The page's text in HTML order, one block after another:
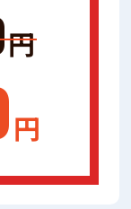
円
円